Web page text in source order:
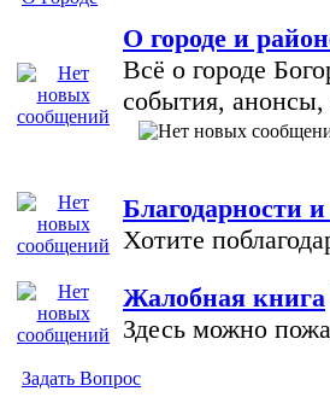
О городе и
Всё о городе
события,
Благодарности
Хотите
Жалобная книга
Здесь можно
Задать Вопрос